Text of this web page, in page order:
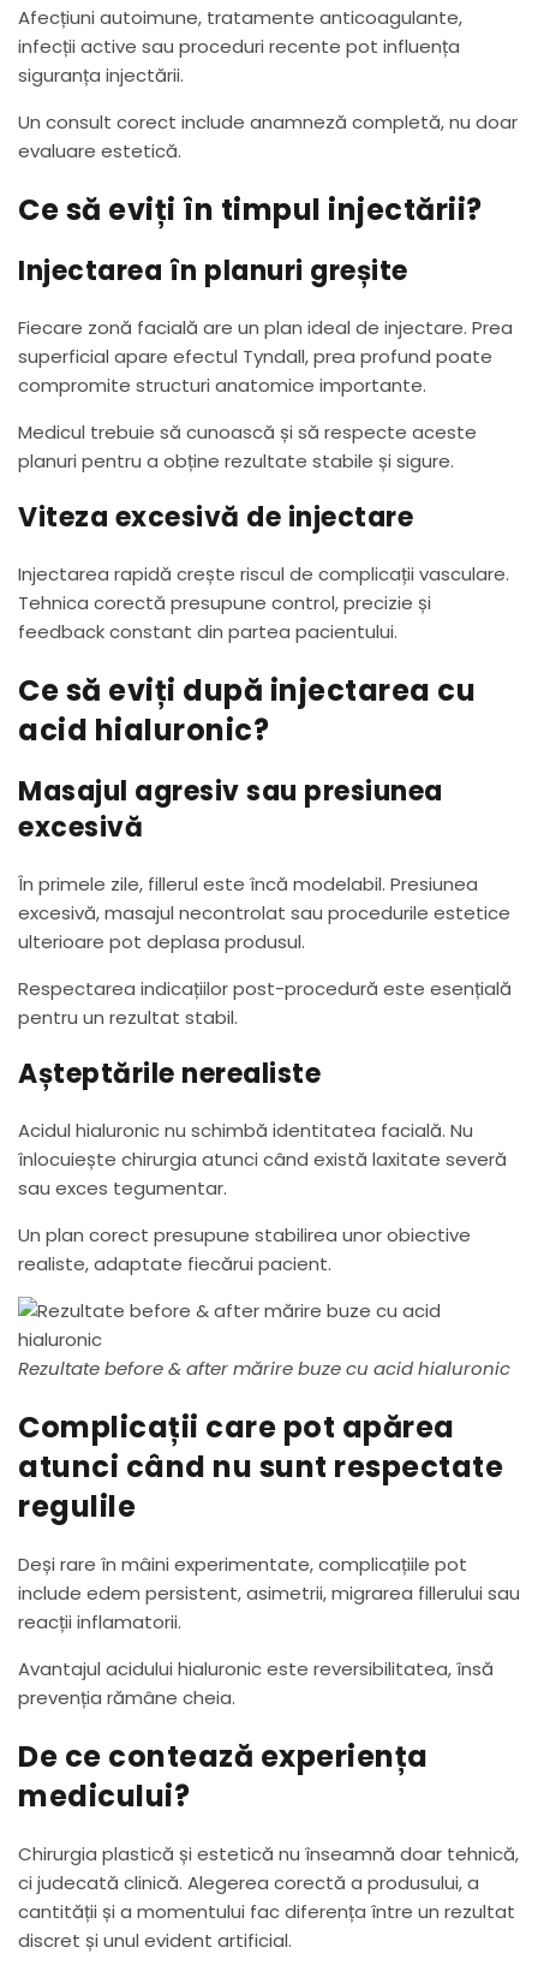
Afecțiuni autoimune, tratamente anticoagulante,
infecții active sau proceduri recente pot influența
siguranța injectării.
Un consult corect include anamneză completă, nu doar
evaluare estetică.
Ce să eviți în timpul injectării?
Injectarea în planuri greșite
Fiecare zonă facială are un plan ideal de injectare. Prea
superficial apare efectul Tyndall, prea profund poate
compromite structuri anatomice importante.
Medicul trebuie să cunoască și să respecte aceste
planuri pentru a obține rezultate stabile și sigure.
Viteza excesivă de injectare
Injectarea rapidă crește riscul de complicații vasculare.
Tehnica corectă presupune control, precizie și
feedback constant din partea pacientului.
Ce să eviți după injectarea cu
acid hialuronic?
Masajul agresiv sau presiunea
excesivă
În primele zile, fillerul este încă modelabil. Presiunea
excesivă, masajul necontrolat sau procedurile estetice
ulterioare pot deplasa produsul.
Respectarea indicațiilor post-procedură este esențială
pentru un rezultat stabil.
Așteptările nerealiste
Acidul hialuronic nu schimbă identitatea facială. Nu
înlocuiește chirurgia atunci când există laxitate severă
sau exces tegumentar.
Un plan corect presupune stabilirea unor obiective
realiste, adaptate fiecărui pacient.
Rezultate before & after mărire buze cu acid hialuronic
Complicații care pot apărea
atunci când nu sunt respectate
regulile
Deși rare în mâini experimentate, complicațiile pot
include edem persistent, asimetrii, migrarea fillerului sau
reacții inflamatorii.
Avantajul acidului hialuronic este reversibilitatea, însă
prevenția rămâne cheia.
De ce contează experiența
medicului?
Chirurgia plastică și estetică nu înseamnă doar tehnică,
ci judecată clinică. Alegerea corectă a produsului, a
cantității și a momentului fac diferența între un rezultat
discret și unul evident artificial.